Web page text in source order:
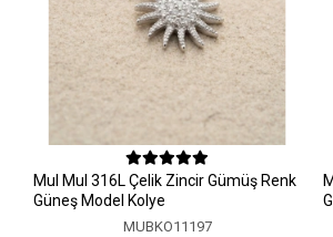
MuI MuI 316L Çelik Zincir Gümüş Renk
Güneş Model Kolye
MUBKO11197